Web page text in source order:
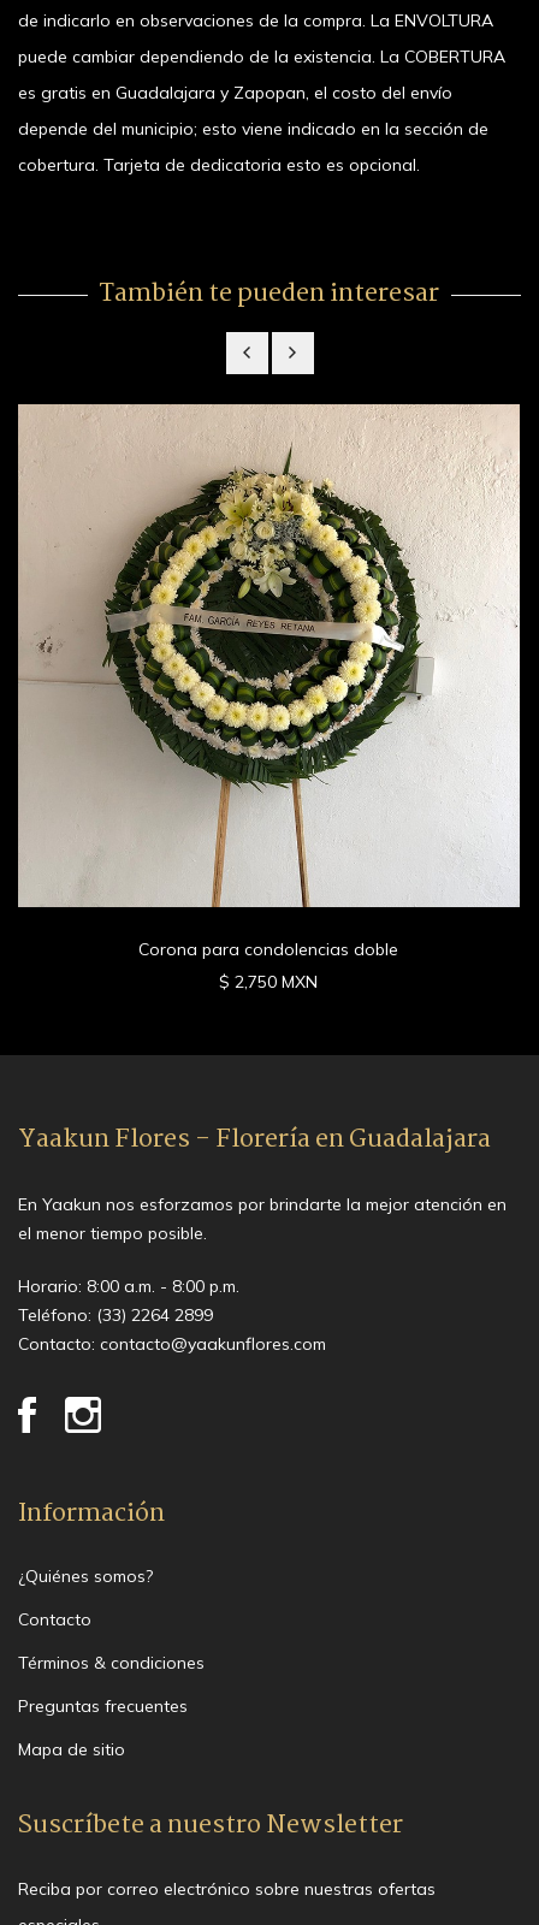
de indicarlo en observaciones de la compra. La ENVOLTURA
puede cambiar dependiendo de la existencia. La COBERTURA
es gratis en Guadalajara y Zapopan, el costo del envío
depende del municipio; esto viene indicado en la sección de
cobertura. Tarjeta de dedicatoria esto es opcional.
También te pueden interesar
Corona para condolencias doble
$ 2,750 MXN
Yaakun Flores - Florería en Guadalajara
En Yaakun nos esforzamos por brindarte la mejor atención en
el menor tiempo posible.
Horario: 8:00 a.m. - 8:00 p.m.
Teléfono: (33) 2264 2899
Contacto: contacto@yaakunflores.com
Información
¿Quiénes somos?
Contacto
Términos & condiciones
Preguntas frecuentes
Mapa de sitio
Suscríbete a nuestro Newsletter
Reciba por correo electrónico sobre nuestras ofertas